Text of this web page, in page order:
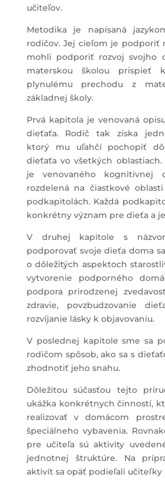
učiteľov.
Metodika je napísaná
rodičov. Jej cieľom je podporiť
mohli podporiť rozvoj svojho
materskou školou prispieť
plynulému prechodu z
základnej školy.
Prvá kapitola je venovaná
dieťaťa. Rodič tak získa
ktorý mu uľahčí pochopiť
dieťaťa vo všetkých oblastiach.
je venovaného kognitívnej
rozdelená na čiastkové
podkapitolách. Každá
konkrétny význam pre dieťa a
V druhej kapitole s
podporovať svoje dieťa doma
o dôležitých aspektoch
vytvorenie podporného
podpora prirodzenej
zdravie, povzbudzovanie
rozvíjanie lásky k objavovaniu.
V poslednej kapitole sme sa
rodičom spôsob, ako sa s
zhodnotiť jeho snahu.
Dôležitou súčasťou tejto
ukážka konkrétnych činností,
realizovať v domácom
špeciálneho vybavenia.
pre učiteľa sú aktivity
jednotnej štruktúre. Na
aktivít sa opäť podieľali učiteľky